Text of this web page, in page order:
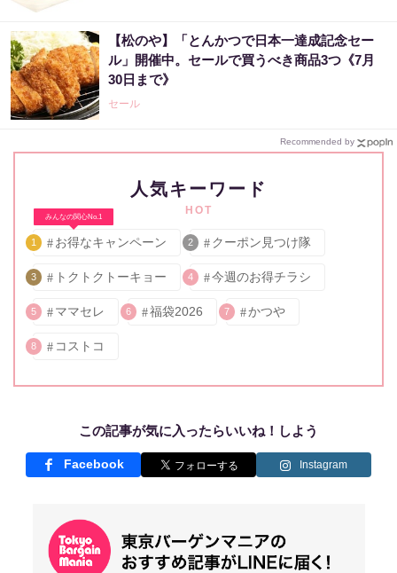
【松のや】「とんかつで日本一達成記念セー
ル」開催中。セールで買うべき商品3つ《7月
30日まで》
セール
Recommended by
人気キーワード
HOT
みんなの関心No.1
1 お得なキャンペーン 2 クーポン見つけ隊
3 トクトクトーキョー 4 今週のお得チラシ
5 ママセレ 6 福袋2026 7 かつや
8 コストコ
この記事が気に入ったらいいね！しよう
Facebook Instagram